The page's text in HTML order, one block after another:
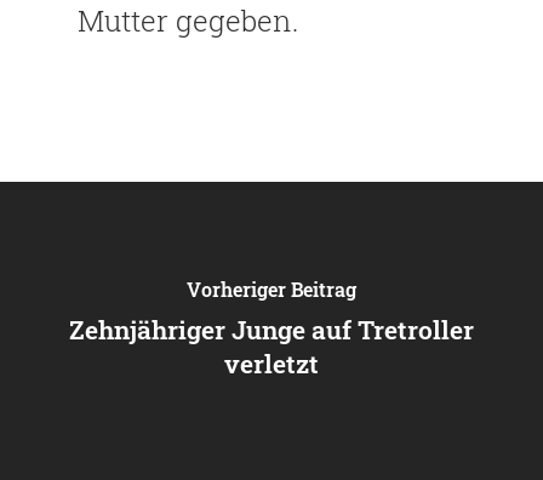
Mutter gegeben.
Vorheriger Beitrag
Zehnjähriger Junge auf Tretroller
verletzt